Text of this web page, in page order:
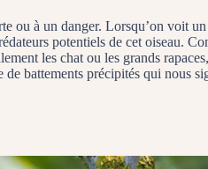
ou à un danger. Lorsqu’on voit
potentiels de cet oiseau.
les chat ou les grands
battements précipités qui nous